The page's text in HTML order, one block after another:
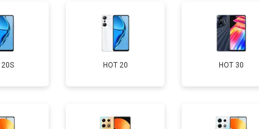
от 60 мин
от 50 мин
20S HOT 20 HOT 30